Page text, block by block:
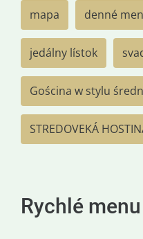
mapa denné
jedálny lístok
Gościna w stylu
STREDOVEKÁ
Rychlé menu